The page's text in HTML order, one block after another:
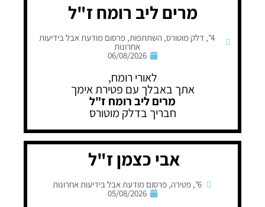
מרים ליב רומח ז"ל
4"
, דלק מוטורס, השתתפות, פרסום מודעת אבל בידיעות
אחרונות
06/08/2026
לאורי רומח,
אתך באבלך עם פטירת אימך
מרים ליב רומח ז"ל
חבריך בדלק מוטורס
אבי כצמן ז"ל
6"
,פטירה,פרסום מודעת אבל בידיעות אחרונות
05/08/2026